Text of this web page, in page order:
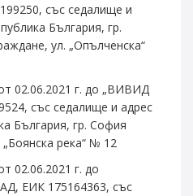
със седалище и
България, гр.
ул. „Опълченска“
02.06.2021 г. до „ВИВИД
със седалище и адрес
България, гр. София
река“ № 12
02.06.2021 г. до
ЕИК 175164363, със